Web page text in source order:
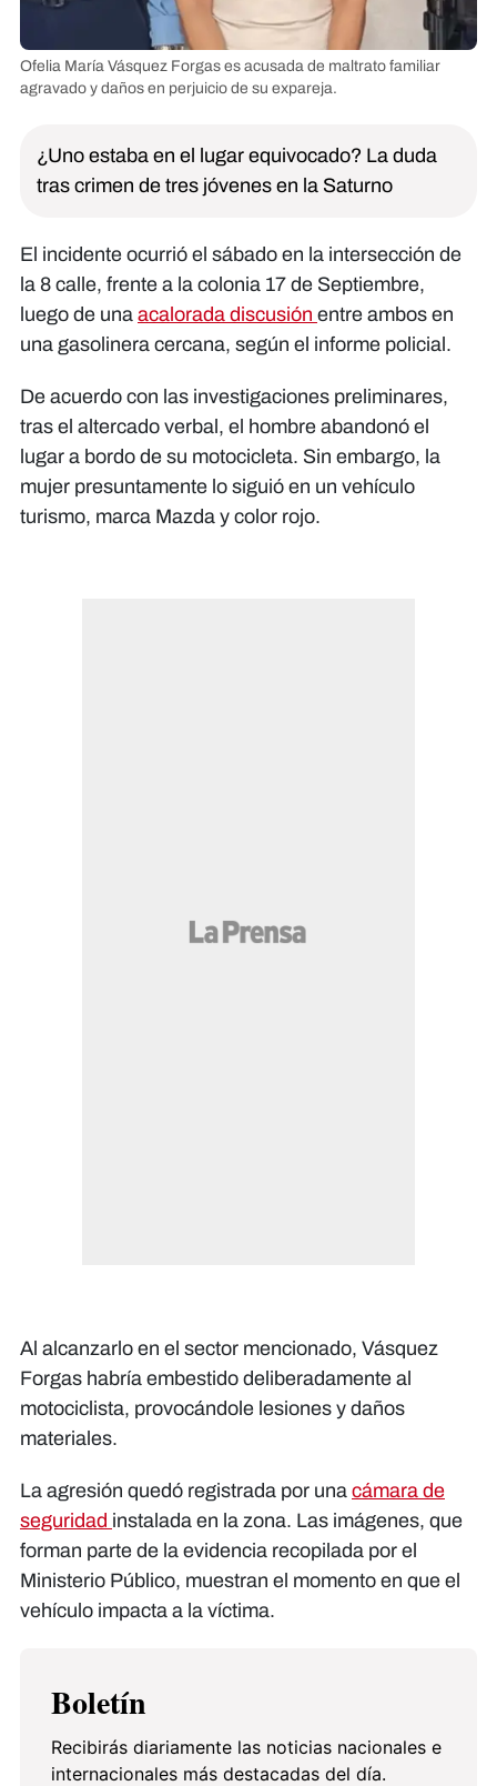
Ofelia María Vásquez Forgas es acusada de maltrato familiar
agravado y daños en perjuicio de su expareja.
¿Uno estaba en el lugar equivocado? La duda
tras crimen de tres jóvenes en la Saturno
El incidente ocurrió el sábado en la intersección de
la 8 calle, frente a la colonia 17 de Septiembre,
luego de una acalorada discusión entre ambos en
una gasolinera cercana, según el informe policial.
De acuerdo con las investigaciones preliminares,
tras el altercado verbal, el hombre abandonó el
lugar a bordo de su motocicleta. Sin embargo, la
mujer presuntamente lo siguió en un vehículo
turismo, marca Mazda y color rojo.
Al alcanzarlo en el sector mencionado, Vásquez
Forgas habría embestido deliberadamente al
motociclista, provocándole lesiones y daños
materiales.
La agresión quedó registrada por una cámara de
seguridad instalada en la zona. Las imágenes, que
forman parte de la evidencia recopilada por el
Ministerio Público, muestran el momento en que el
vehículo impacta a la víctima.
Boletín
Recibirás diariamente las noticias nacionales e
internacionales más destacadas del día.